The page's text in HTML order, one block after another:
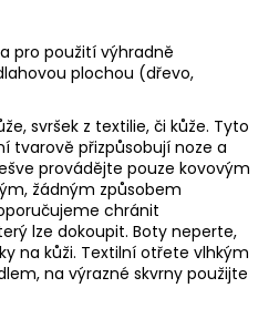
pro použití výhradně
plochou (dřevo,
lino).
svršek z textilie, či kůže. Tyto
tvarově přizpůsobují noze a
provádějte pouze kovovým
žádným způsobem
chránit
lze dokoupit. Boty neperte,
na kůži. Textilní otřete vlhkým
na výrazné skvrny použijte